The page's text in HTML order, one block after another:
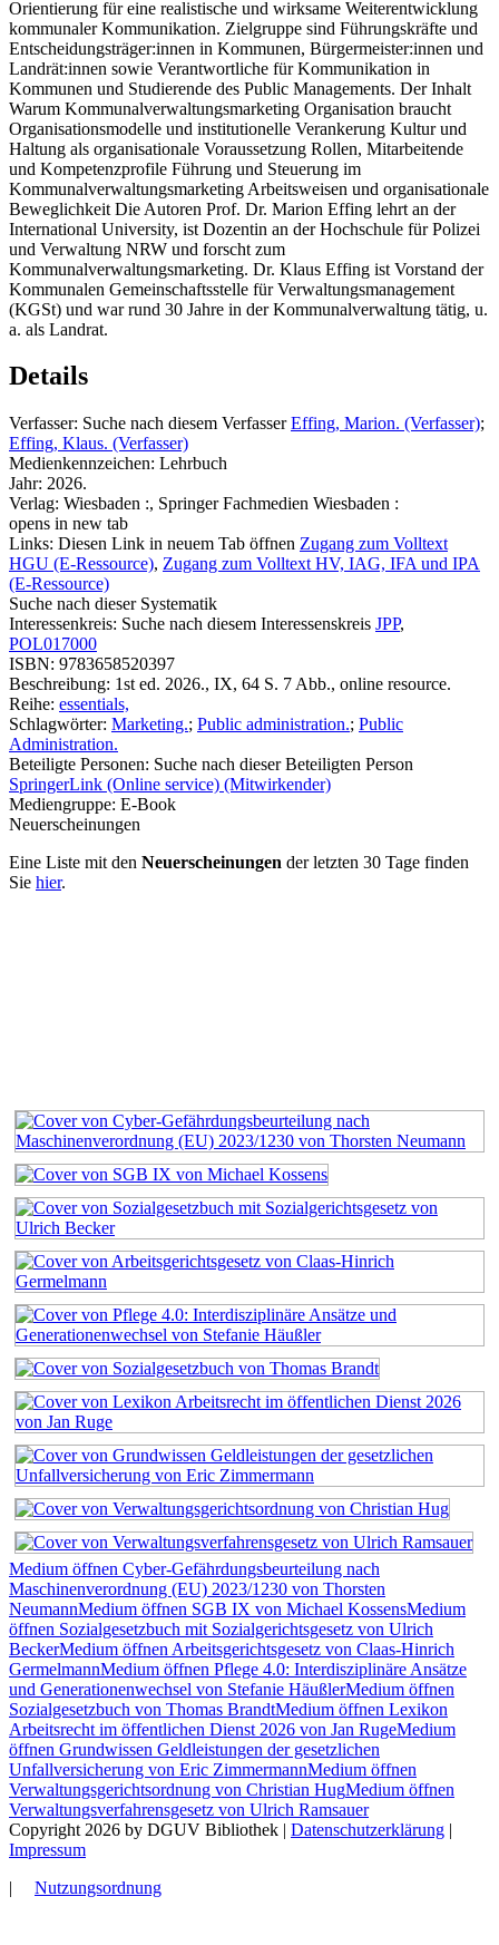
Orientierung für eine realistische und wirksame Weiterentwicklung
kommunaler Kommunikation. Zielgruppe sind Führungskräfte und
Entscheidungsträger:innen in Kommunen, Bürgermeister:innen und
Landrät:innen sowie Verantwortliche für Kommunikation in
Kommunen und Studierende des Public Managements. Der Inhalt
Warum Kommunalverwaltungsmarketing Organisation braucht
Organisationsmodelle und institutionelle Verankerung Kultur und
Haltung als organisationale Voraussetzung Rollen, Mitarbeitende
und Kompetenzprofile Führung und Steuerung im
Kommunalverwaltungsmarketing Arbeitsweisen und organisationale
Beweglichkeit Die Autoren Prof. Dr. Marion Effing lehrt an der
International University, ist Dozentin an der Hochschule für Polizei
und Verwaltung NRW und forscht zum
Kommunalverwaltungsmarketing. Dr. Klaus Effing ist Vorstand der
Kommunalen Gemeinschaftsstelle für Verwaltungsmanagement
(KGSt) und war rund 30 Jahre in der Kommunalverwaltung tätig, u.
a. als Landrat.
Details
Verfasser: Suche nach diesem Verfasser Effing, Marion. (Verfasser);
Effing, Klaus. (Verfasser)
Medienkennzeichen: Lehrbuch
Jahr: 2026.
Verlag: Wiesbaden :, Springer Fachmedien Wiesbaden :
opens in new tab
Links: Diesen Link in neuem Tab öffnen Zugang zum Volltext
HGU (E-Ressource), Zugang zum Volltext HV, IAG, IFA und IPA
(E-Ressource)
Suche nach dieser Systematik
Interessenkreis: Suche nach diesem Interessenskreis JPP,
POL017000
ISBN: 9783658520397
Beschreibung: 1st ed. 2026., IX, 64 S. 7 Abb., online resource.
Reihe: essentials,
Schlagwörter: Marketing.; Public administration.; Public
Administration.
Beteiligte Personen: Suche nach dieser Beteiligten Person
SpringerLink (Online service) (Mitwirkender)
Mediengruppe: E-Book
Neuerscheinungen
Eine Liste mit den Neuerscheinungen der letzten 30 Tage finden
Sie hier.
Medium öffnen Cyber-Gefährdungsbeurteilung nach
Maschinenverordnung (EU) 2023/1230 von Thorsten
NeumannMedium öffnen SGB IX von Michael KossensMedium
öffnen Sozialgesetzbuch mit Sozialgerichtsgesetz von Ulrich
BeckerMedium öffnen Arbeitsgerichtsgesetz von Claas-Hinrich
GermelmannMedium öffnen Pflege 4.0: Interdisziplinäre Ansätze
und Generationenwechsel von Stefanie HäußlerMedium öffnen
Sozialgesetzbuch von Thomas BrandtMedium öffnen Lexikon
Arbeitsrecht im öffentlichen Dienst 2026 von Jan RugeMedium
öffnen Grundwissen Geldleistungen der gesetzlichen
Unfallversicherung von Eric ZimmermannMedium öffnen
Verwaltungsgerichtsordnung von Christian HugMedium öffnen
Verwaltungsverfahrensgesetz von Ulrich Ramsauer
Copyright 2026 by DGUV Bibliothek | Datenschutzerklärung |
Impressum
| Nutzungsordnung